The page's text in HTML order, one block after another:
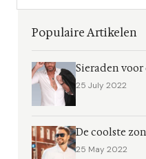
Populaire Artikelen
Sieraden voor
25 July 2022
De coolste
25 May 2022